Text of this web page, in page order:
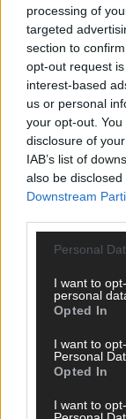
processing of
targeted
section to
opt-out request
interest-based
us or personal
your opt-out.
disclosure of
IAB’s list of
also be
Downstream
Personal
I want to
personal
Opted In
I want to
Personal
Opted In
I want to
DIREKT ZUM
Politik & Co
Money Matters
Brainpower